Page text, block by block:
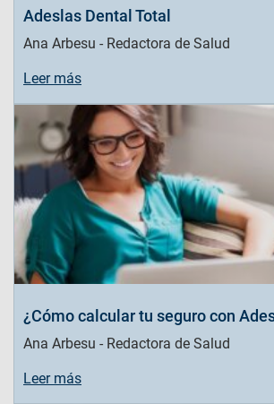
Adeslas Dental Total
Ana Arbesu - Redactora de Salud
Leer más
¿Cómo calcular tu seguro con
Ana Arbesu - Redactora de Salud
Leer más